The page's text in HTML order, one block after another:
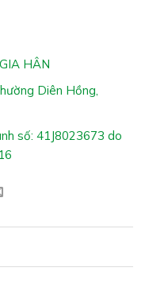
HÂN
Diên Hồng,
số: 41J8023673 do